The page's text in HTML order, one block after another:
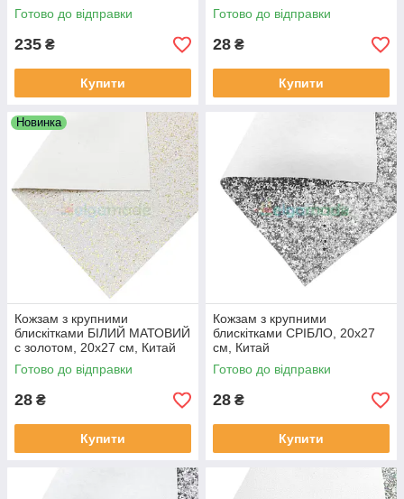
виставленні рахунку.
Готово до відправки
235 ₴
Купити
Готово до відправки
28 ₴
Купити
Новинка
Кожзам з крупними
блискітками БІЛИЙ МАТОВИЙ
с золотом, 20х27 см, Китай
Готово до відправки
28 ₴
Купити
Кожзам з крупними
блискітками СРІБЛО, 20х27
см, Китай
Готово до відправки
28 ₴
Купити